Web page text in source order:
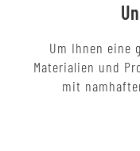
Um Ihnen eine
Materialien und
mit